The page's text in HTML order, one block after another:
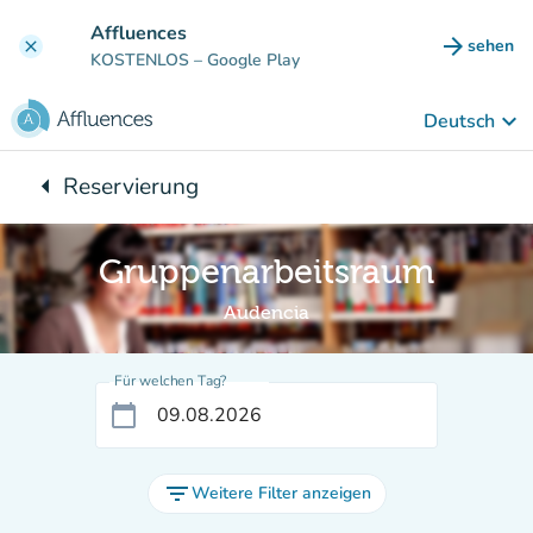
clear Affluences
KOSTENLOS – Google Play arrow_forward sehen
(new
Deutsch keyboard_arrow_down
arrow_leftZurück zu:
Reservierung
Gruppenarbeitsraum
Audencia
Für welchen Tag?
calendar_today
filter_listWeitere Filter anzeigen